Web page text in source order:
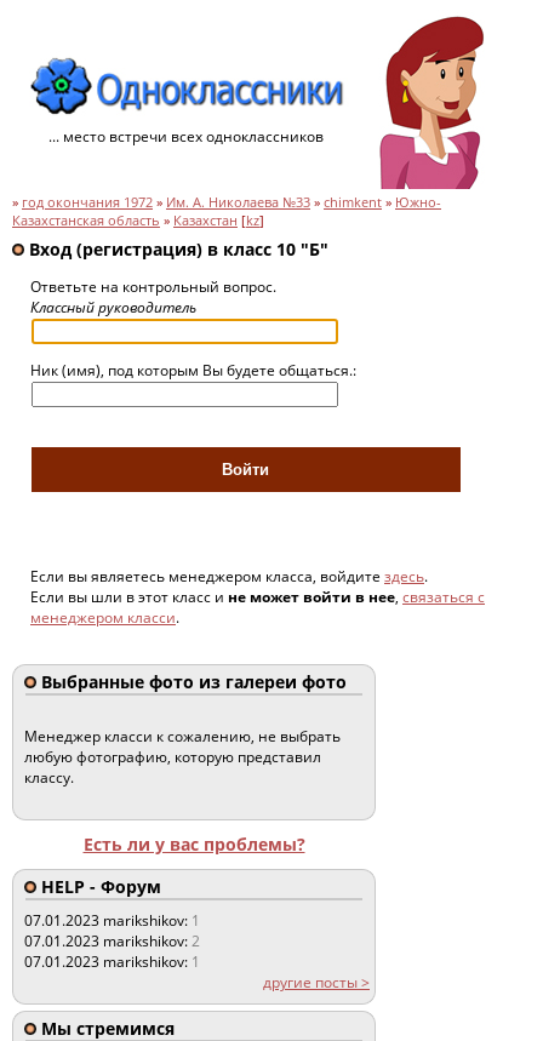
... место встречи всех одноклассников
» год окончания 1972 » Им. А. Николаева №33 » chimkent » Южно-
Казахстанская область » Казахстан [kz]
Вход (регистрация) в класс 10 "Б"
Ответьте на контрольный вопрос.
Классный руководитель
Ник (имя), под которым Вы будете общаться.:
Если вы являетесь менеджером класса, войдите здесь.
Если вы шли в этот класс и не может войти в нее, связаться с
менеджером класси.
Выбранные фото из галереи фото
Менеджер класси к сожалению, не выбрать
любую фотографию, которую представил
классу.
Есть ли у вас проблемы?
HELP - Форум
07.01.2023 marikshikov: 1
07.01.2023 marikshikov:2
07.01.2023 marikshikov: 1
другие посты >
Мы стремимся